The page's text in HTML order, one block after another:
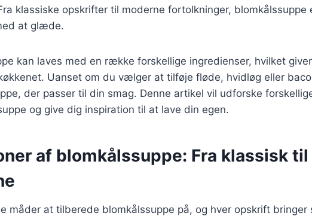
klassiske opskrifter til moderne fortolkninger, blomkålssuppe
at glæde.
kan laves med en række forskellige ingredienser, hvilket
Uanset om du vælger at tilføje fløde, hvidløg eller
der passer til din smag. Denne artikel vil udforske
og give dig inspiration til at lave din egen.
af blomkålssuppe: Fra klassisk til
måder at tilberede blomkålssuppe på, og hver opskrift bringer